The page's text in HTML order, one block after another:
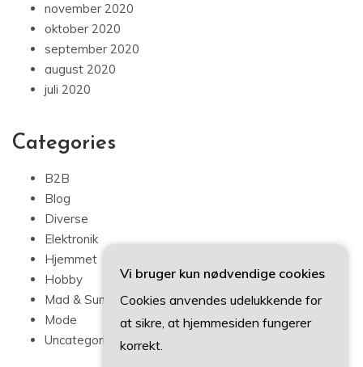
november 2020
oktober 2020
september 2020
august 2020
juli 2020
Categories
B2B
Blog
Diverse
Elektronik
Hjemmet
Hobby
Mad & Sundhed
Mode
Uncategorized
Vi bruger kun nødvendige cookies
Cookies anvendes udelukkende for
at sikre, at hjemmesiden fungerer
korrekt.